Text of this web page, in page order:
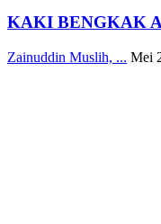
KAKI BENGKAK
Zainuddin Muslih, ... Mei